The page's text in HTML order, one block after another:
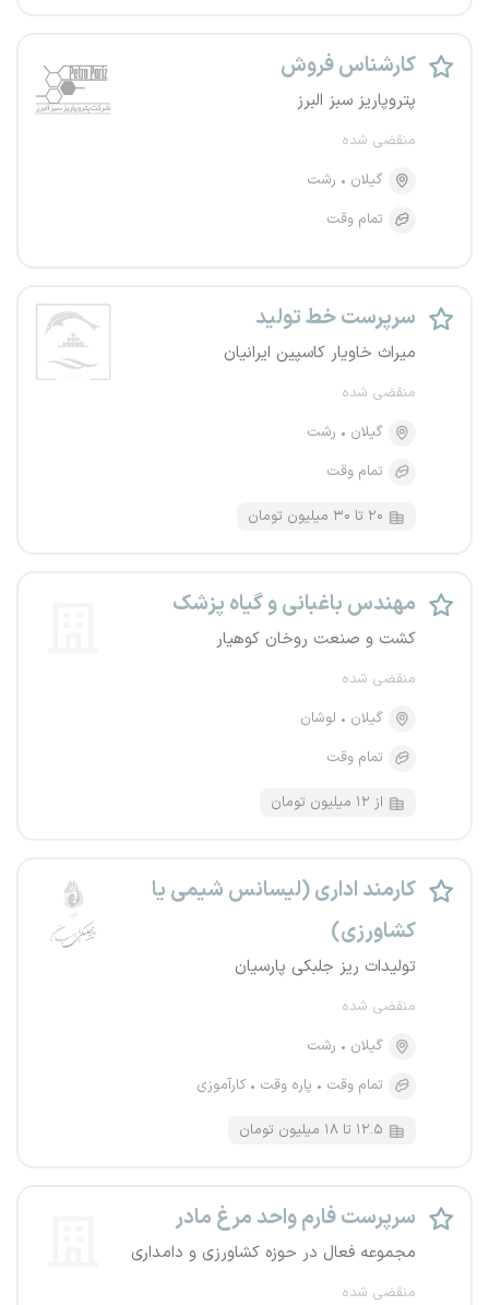
کارشناس فروش
پتروپاریز سبز البرز
منقضی شده
گیلان
رشت
تمام وقت
سرپرست خط تولید
میراث خاویار کاسپین ایرانیان
منقضی شده
گیلان
رشت
تمام وقت
۲۰ تا ۳۰ میلیون تومان
مهندس باغبانی و گیاه پزشک
کشت و صنعت روخان کوهیار
منقضی شده
گیلان
لوشان
تمام وقت
از ۱۲ میلیون تومان
کارمند اداری (لیسانس شیمی یا
کشاورزی)
تولیدات ریز جلبکی پارسیان
منقضی شده
گیلان
رشت
تمام وقت
پاره وقت کارآموزی
۱۲.۵ تا ۱۸ میلیون تومان
سرپرست فارم واحد مرغ مادر
مجموعه فعال در حوزه کشاورزی و دامداری
منقضی شده